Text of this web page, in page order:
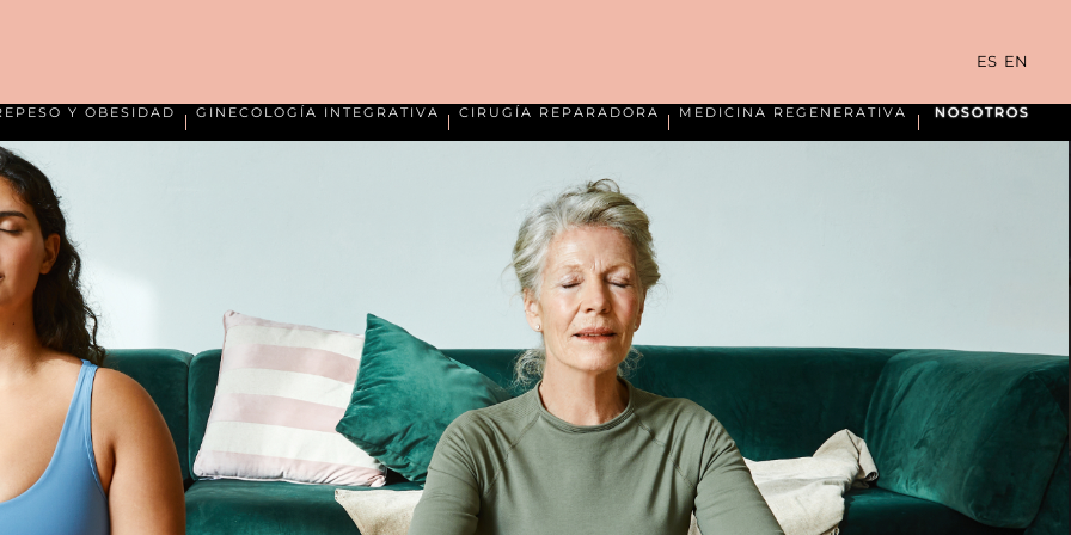
ES EN
Y OBESIDAD GINECOLOGÍA INTEGRATIVA CIRUGÍA REPARADORA MEDICINA REGENERATIVA NOSOTROS